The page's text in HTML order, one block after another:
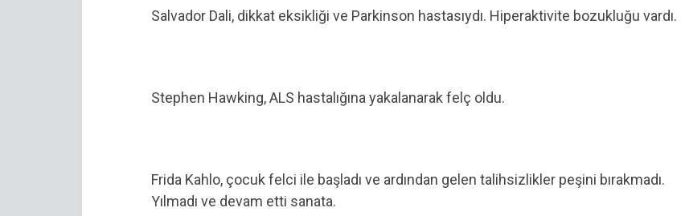
Salvador Dali, dikkat eksikliği ve Parkinson hastasıydı. Hiperaktivite bozukluğu vardı.
Stephen Hawking, ALS hastalığına yakalanarak felç oldu.
Frida Kahlo, çocuk felci ile başladı ve ardından gelen talihsizlikler peşini bırakmadı.
Yılmadı ve devam etti sanata.